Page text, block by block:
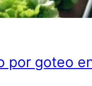
por goteo